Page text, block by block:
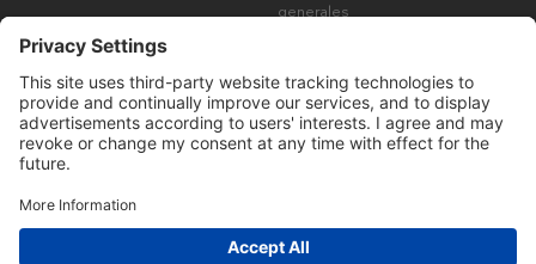
generales
Derechos de autor © Many Brands AB 2023. Todos los derechos